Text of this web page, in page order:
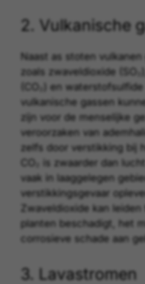
2. Vulkanische
Naast as stoten vulkanen
zoals zwaveldioxide
(CO₂) en
vulkanische gassen
zijn voor de menselijke
veroorzaken van
zelfs door verstikking bij
CO₂ is zwaarder dan
vaak in laaggelegen
verstikkingsgevaar
Zwaveldioxide kan
planten beschadigt, het
corrosieve schade aan
3. Lavastromen